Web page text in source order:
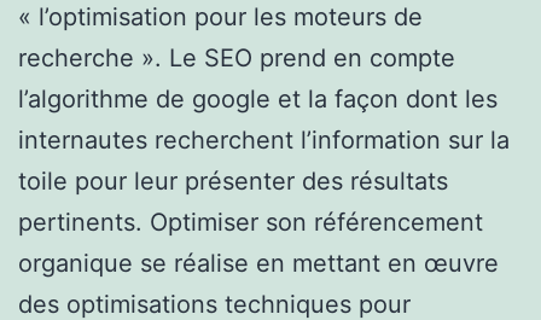
« l’optimisation pour les moteurs de
recherche ». Le SEO prend en compte
l’algorithme de google et la façon dont les
internautes recherchent l’information sur la
toile pour leur présenter des résultats
pertinents. Optimiser son référencement
organique se réalise en mettant en œuvre
des optimisations techniques pour